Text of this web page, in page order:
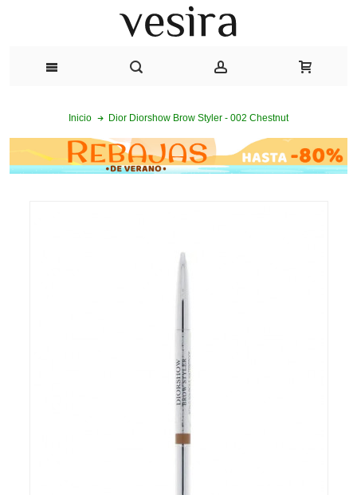
Inicio Dior Diorshow Brow Styler - 002 Chestnut